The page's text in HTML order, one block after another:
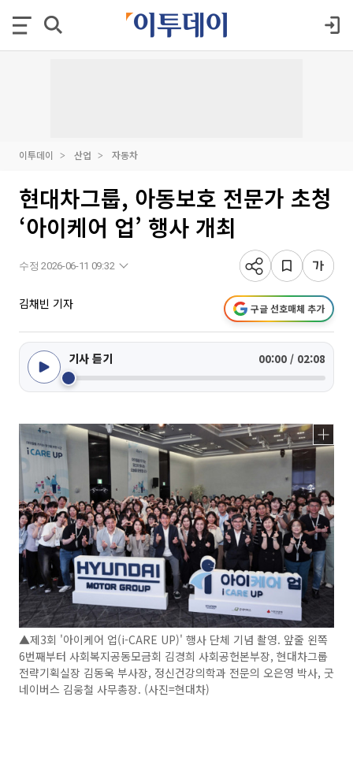
이투데이 산업 자동차
현대차그룹, 아동보호 전문가 초청
‘아이케어 업’ 행사 개최
수정 2026-06-11 09:32
김채빈 기자 구글 선호매체 추가
기사 듣기 00:00 / 02:08
▲제3회 '아이케어 업(i-CARE UP)' 행사 단체 기념 촬영. 앞줄 왼쪽
6번째부터 사회복지공동모금회 김경희 사회공헌본부장, 현대차그룹
전략기획실장 김동욱 부사장, 정신건강의학과 전문의 오은영 박사, 굿
네이버스 김웅철 사무총장. (사진=현대차)